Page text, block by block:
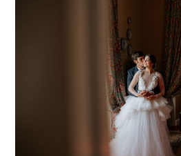
Patricia y Ramon | Boda